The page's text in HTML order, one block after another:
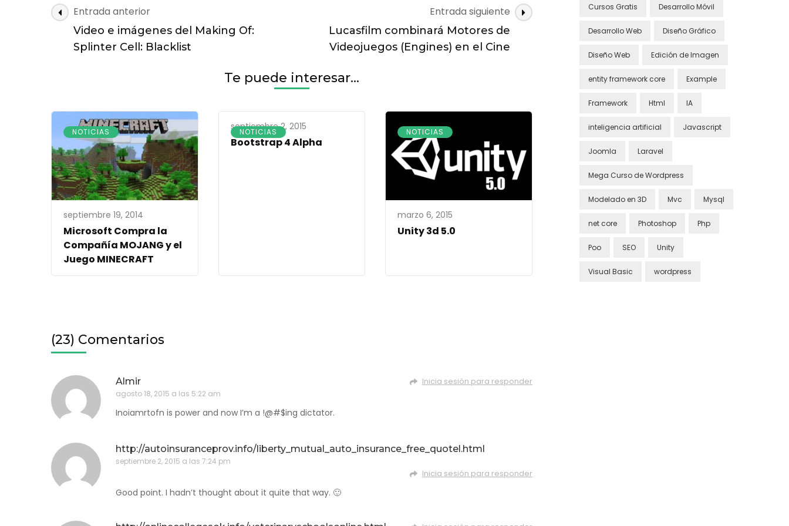
Navegación
de
entradas
Entrada anterior
Video e imágenes del Making Of:
Splinter Cell: Blacklist
Entrada siguiente
Lucasfilm combinará Motores de
Videojuegos (Engines) en el Cine
Te puede interesar...
NOTICIAS
septiembre 19, 2014
Microsoft Compra la
Compañía MOJANG y el
Juego MINECRAFT
NOTICIAS
septiembre 2, 2015
Bootstrap 4 Alpha
NOTICIAS
marzo 6, 2015
Unity 3d 5.0
(23) Comentarios
Almir
agosto 18, 2015 a las 5:22 am
Inicia sesión para responder
Inoiamrtofn is power and now I’m a !@#$ing dictator.
http://autoinsuranceprov.info/liberty_mutual_auto_insurance_free_quotel.html
septiembre 2, 2015 a las 7:24 pm
Inicia sesión para responder
Good point. I hadn’t thought about it quite that way. 🙂
Cursos Gratis Desarrollo Móvil
Desarrollo Web Diseño Gráfico
Diseño Web Edición de Imagen
entity framework core Example
Framework Html IA
inteligencia artificial Javascript
Joomla Laravel
Mega Curso de Wordpress
Modelado en 3D Mvc Mysql
net core Photoshop Php
Poo SEO Unity
Visual Basic wordpress